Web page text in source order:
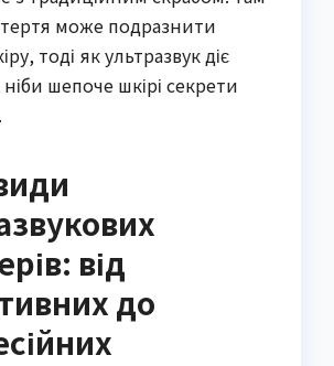
може подразнити
тоді як ультразвук діє
шепоче шкірі секрети
від
до